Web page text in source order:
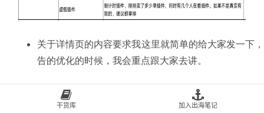
关于详情页的内容要求我这里就简单的给大家发一下
告的优化的时候，我会重点跟大家去讲。
干货库 加入出海笔记